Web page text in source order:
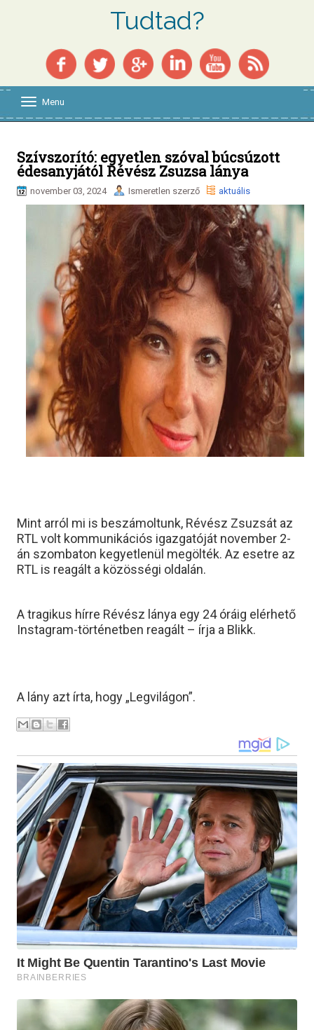
Tudtad?
l
e
n
a
v
i
g
o
n
Menu
Szívszorító: egyetlen szóval búcsúzott
édesanyjától Révész Zsuzsa lánya
november 03, 2024 Ismeretlen szerző aktuális
Mint arról mi is beszámoltunk, Révész Zsuzsát az
RTL volt kommunikációs igazgatóját november 2-
án szombaton kegyetlenül megölték. Az esetre az
RTL is reagált a közösségi oldalán.
A tragikus hírre Révész lánya egy 24 óráig elérhető
Instagram-történetben reagált – írja a Blikk.
A lány azt írta, hogy „Legvilágon”.